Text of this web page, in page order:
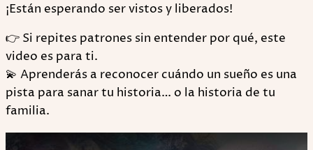
¡Están esperando ser vistos y liberados!
👉 Si repites patrones sin entender por qué, este
video es para ti.
💫 Aprenderás a reconocer cuándo un sueño es una
pista para sanar tu historia… o la historia de tu
familia.